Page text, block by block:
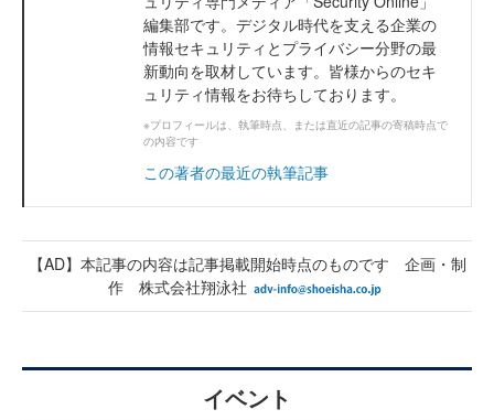
編集部です。デジタル時代を支える企業の
情報セキュリティとプライバシー分野の最
新動向を取材しています。皆様からのセキ
ュリティ情報をお待ちしております。
※プロフィールは、執筆時点、または直近の記事の寄稿時点で
の内容です
この著者の最近の執筆記事
【AD】本記事の内容は記事掲載開始時点のものです 企画・制
作 株式会社翔泳社
イベント